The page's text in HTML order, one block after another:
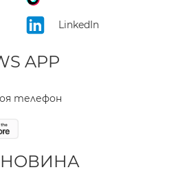
LinkedIn
APP
телефон
НОВИНА